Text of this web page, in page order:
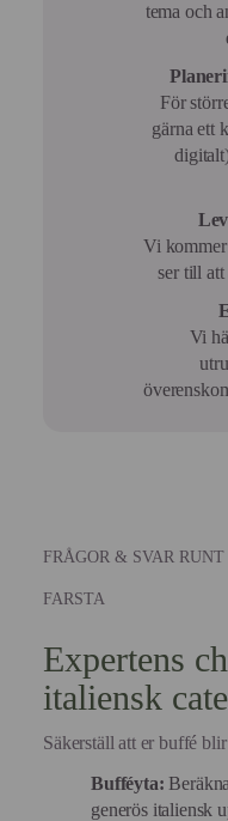
tema och
För
gärna ett
Vi
ser till att
Vi
FRÅGOR & SVAR
FARSTA
Expertens
italiensk
Säkerställ att er buffé
Bufféyta:
generös italiensk